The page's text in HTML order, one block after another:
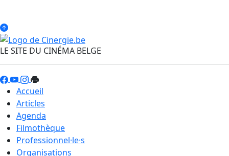
LE SITE DU CINÉMA BELGE
Accueil
Articles
Agenda
Filmothèque
Professionnel·le·s
Organisations